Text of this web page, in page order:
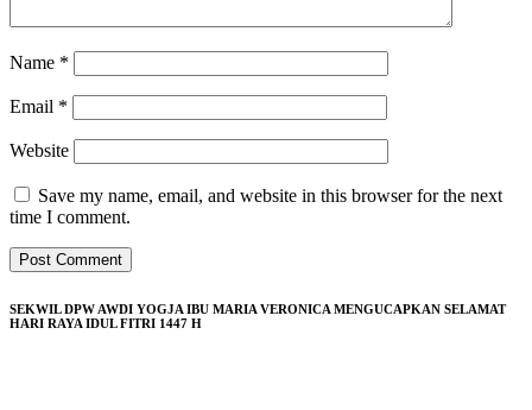
Name *
Email *
Website
Save my name, email, and website in this browser for the next
time I comment.
SEKWIL DPW AWDI YOGJA IBU MARIA VERONICA MENGUCAPKAN SELAMAT
HARI RAYA IDUL FITRI 1447 H